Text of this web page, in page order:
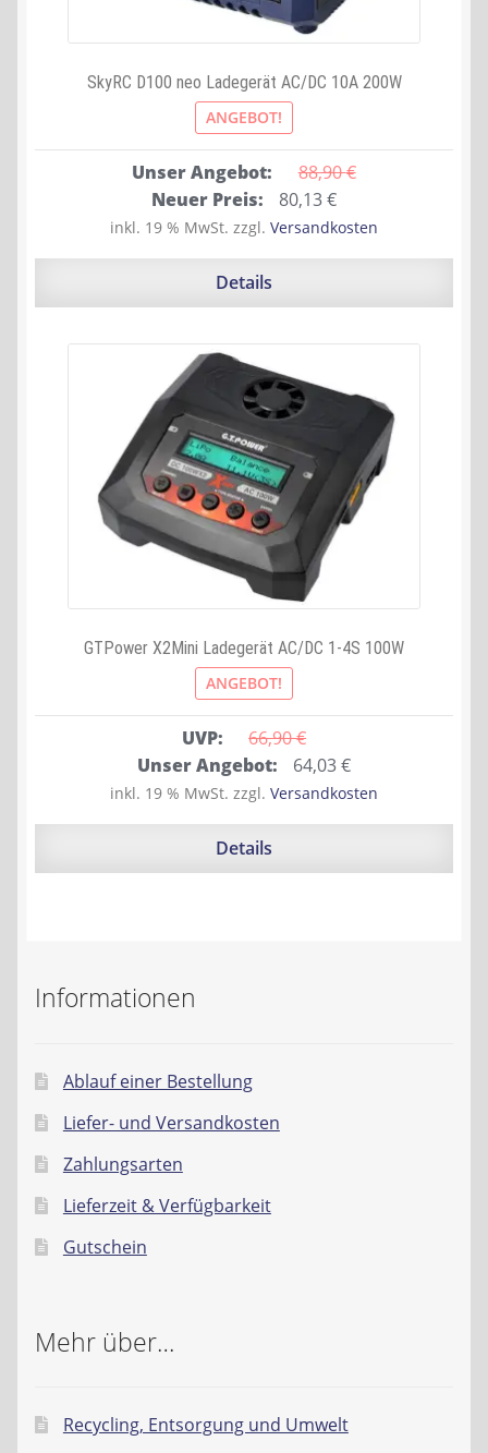
SkyRC D100 neo Ladegerät AC/DC 10A 200W
ANGEBOT!
Unser Angebot: 88,90 €
Ursprünglicher
Preis
war:
Neuer Preis: 80,13€Aktueller
Preis
ist:
inkl. 19 % MwSt. zzgl. Versandkosten
Details
GTPower X2Mini Ladegerät AC/DC 1-4S 100W
ANGEBOT!
UVP: 66,90 €
Ursprünglicher
Preis
war:
Unser Angebot: 64,03€Aktueller
Preis
ist:
inkl. 19 % MwSt. zzgl. Versandkosten
Details
Informationen
Ablauf einer Bestellung
Liefer- und Versandkosten
Zahlungsarten
Lieferzeit & Verfügbarkeit
Gutschein
Mehr über…
Recycling, Entsorgung und Umwelt